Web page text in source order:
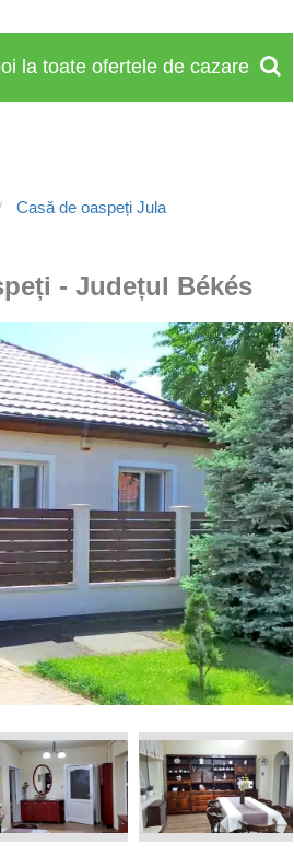
la toate ofertele de cazare
Casă de oaspeți Jula
- Județul Békés